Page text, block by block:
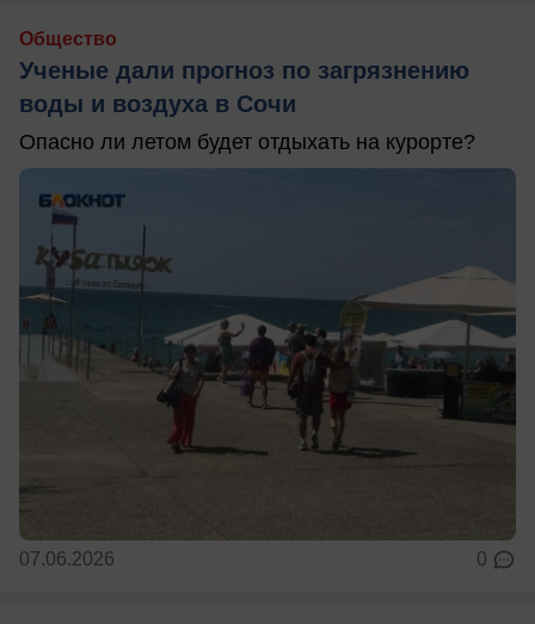
Общество
Ученые дали прогноз по загрязнению
воды и воздуха в Сочи
Опасно ли летом будет отдыхать на курорте?
07.06.2026 0